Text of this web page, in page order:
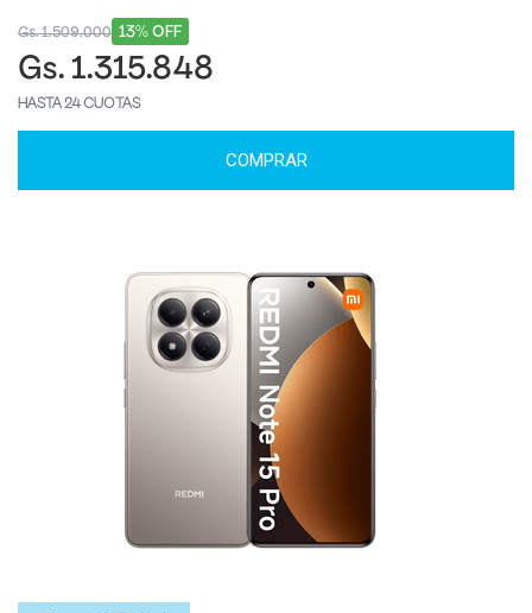
13% OFF
Gs. 1.509.000
Gs. 1.315.848
HASTA 24 CUOTAS
COMPRAR